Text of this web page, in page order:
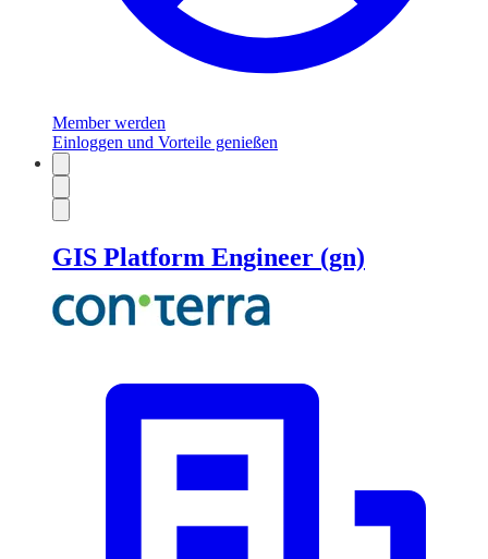
Member werden
Einloggen und Vorteile genießen
GIS Platform Engineer (gn)